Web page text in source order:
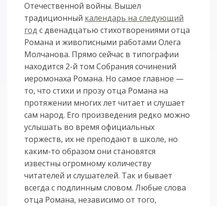
Отечественной войны. Вышел
традиционный календарь на следующий
год с двенадцатью стихотворениями отца
Романа и живописными работами Олега
Молчанова. Прямо сейчас в типографии
находится 2-й том Собрания сочинений
иеромонаха Романа. Но самое главное —
то, что стихи и прозу отца Романа на
протяжении многих лет читает и слушает
сам народ. Его произведения редко можно
услышать во время официальных
торжеств, их не преподают в школе, но
каким-то образом они становятся
известны огромному количеству
читателей и слушателей. Так и бывает
всегда с подлинным словом. Любые слова
отца Романа, независимо от того,